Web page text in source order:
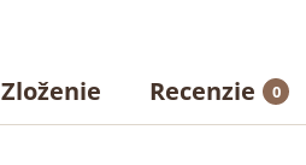
Zloženie Recenzie 0